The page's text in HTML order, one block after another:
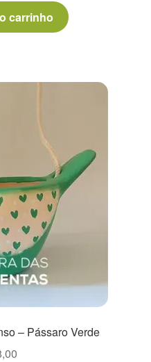
carrinho
– Pássaro Verde